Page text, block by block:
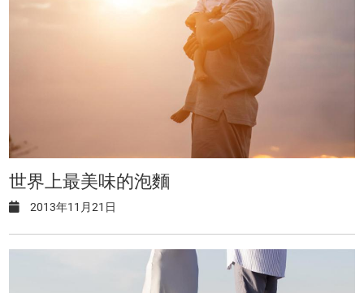
世界上最美味的泡麵
2013年11月21日